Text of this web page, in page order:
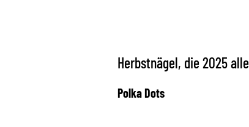
Herbstnägel, die 2025
Polka Dots